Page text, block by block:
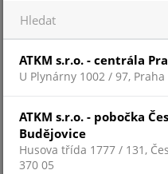
NUMBEROK
ATKM s.r.o. - centrála
U Plynárny 1002 / 97, Praha
ATKM s.r.o. - pobočka
Budějovice
Husova třída 1777 / 131,
370 05